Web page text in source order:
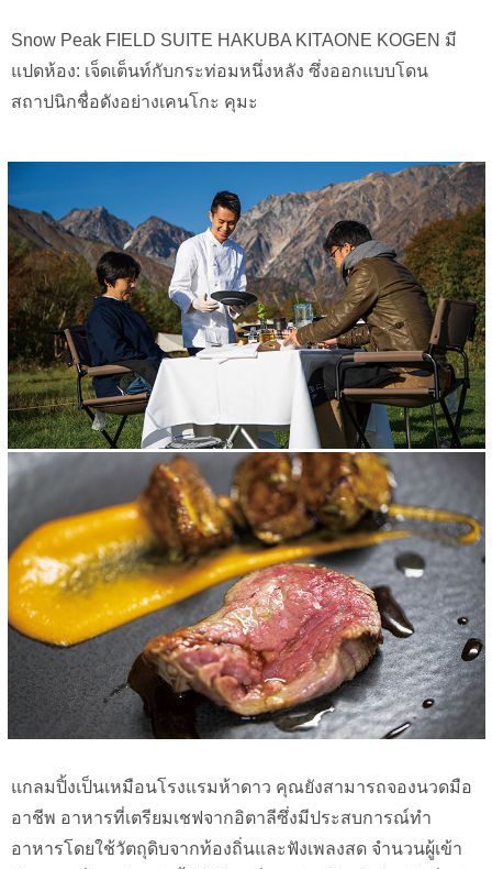
Snow Peak FIELD SUITE HAKUBA KITAONE KOGEN มี
แปดห้อง: เจ็ดเต็นท์กับกระท่อมหนึ่งหลัง ซึ่งออกแบบโดน
สถาปนิกชื่อดังอย่างเคนโกะ คุมะ
แกลมปิ้งเป็นเหมือนโรงแรมห้าดาว คุณยังสามารถจองนวดมือ
อาชีพ อาหารที่เตรียมเชฟจากอิตาลีซึ่งมีประสบการณ์ทำ
อาหารโดยใช้วัตถุดิบจากท้องถิ่นและฟังเพลงสด จำนวนผู้เข้า